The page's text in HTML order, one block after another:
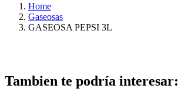
Home
Gaseosas
GASEOSA PEPSI 3L
Tambien te podría interesar: